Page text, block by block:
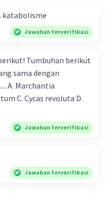
katabolisme
Jawaban terverifikasi
Tumbuhan berikut
sama dengan
A. Marchantia
C. Cycas revoluta D.
Jawaban terverifikasi
Jawaban terverifikasi